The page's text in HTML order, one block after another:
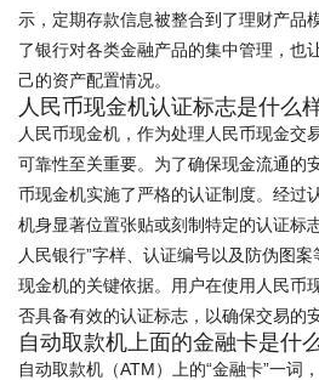
示，定期存款信息被整合到了理财产品
了银行对各类金融产品的集中管理，也
己的资产配置情况。
人民币现金机认证标志是什么
人民币现金机，作为处理人民币现金交
可靠性至关重要。为了确保现金流通的
币现金机实施了严格的认证制度。经过
机身显著位置张贴或刻制特定的认证标
人民银行”字样、认证编号以及防伪图
现金机的关键依据。用户在使用人民币
否具备有效的认证标志，以确保交易的
自动取款机上面的金融卡是什
自动取款机（ATM）上的“金融卡”一词